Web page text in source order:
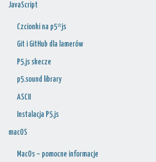
JavaScript
Czcionki na p5*js
Git i GitHub dla lamerów
P5.js skecze
p5.sound library
ASCII
Instalacja P5.js
macOS
MacOs – pomocne informacje